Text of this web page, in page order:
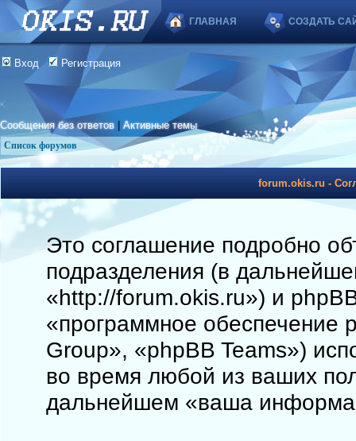
ГЛАВНАЯ СОЗДАТЬ
Вход Регистрация
Сообщения без ответов |Активные темы
Список форумов
forum.okis.ru -
Это соглашение подробно
подразделения (в
«http://forum.okis.ru») и
«программное обеспечение
Group», «phpBB Teams»)
во время любой из ваших
дальнейшем «ваша